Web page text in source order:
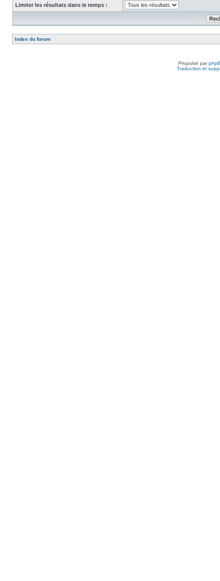
Limiter les résultats dans le temps :
Index du forum
Propulsé par
Traduction et